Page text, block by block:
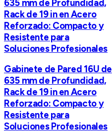
635 mm de Profundidad,
Rack de 19 in en Acero
Reforzado: Compacto y
Resistente para
Soluciones Profesionales
Gabinete de Pared 16U de
635 mm de Profundidad,
Rack de 19 in en Acero
Reforzado: Compacto y
Resistente para
Soluciones Profesionales